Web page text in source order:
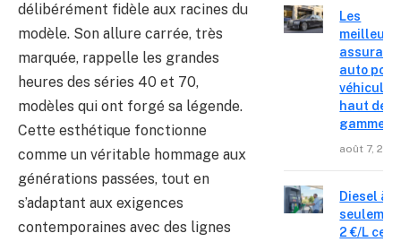
délibérément fidèle aux racines du
modèle. Son allure carrée, très
marquée, rappelle les grandes
heures des séries 40 et 70,
modèles qui ont forgé sa légende.
Cette esthétique fonctionne
comme un véritable hommage aux
générations passées, tout en
s’adaptant aux exigences
contemporaines avec des lignes
Les
auto pour
véhicules
haut de
gamme
août 7,
Diesel à
2 €/L ce